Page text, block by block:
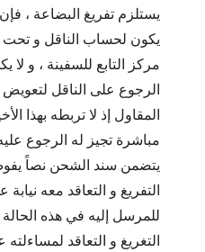
يستلزم تفريغ البضاعة ،
يكون لحساب الناقل و تحت
مركز التابع للسفينة ، و لا
الرجوع على الناقل
المقاول إذ لا تربطه بهذا
مباشرة تجيز له الرجوع
يتضمن سند الشحن نصاً
التفريغ و التعاقد معه
للمرسل إليه في هذه
التغريغ و التعاقد